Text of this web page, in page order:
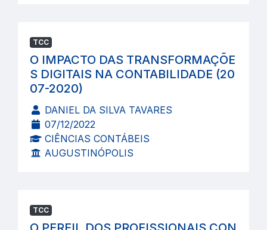
TCC
O IMPACTO DAS TRANSFORMAÇÕE
S DIGITAIS NA CONTABILIDADE (20
07-2020)
DANIEL DA SILVA TAVARES
07/12/2022
CIÊNCIAS CONTÁBEIS
AUGUSTINÓPOLIS
TCC